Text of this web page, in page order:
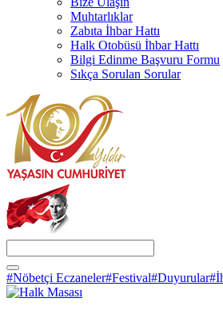
Muhtarlıklar
Zabıta İhbar Hattı
Halk Otobüsü İhbar Hattı
Bilgi Edinme Başvuru Formu
Sıkça Sorulan Sorular
#Nöbetçi Eczaneler#Festival#Duyurular